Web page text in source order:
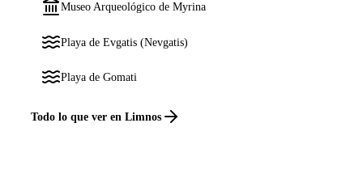
Museo Arqueológico de Myrina
Playa de Evgatis (Nevgatis)
Playa de Gomati
Todo lo que ver en Limnos